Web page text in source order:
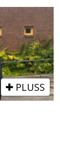
PLUSS